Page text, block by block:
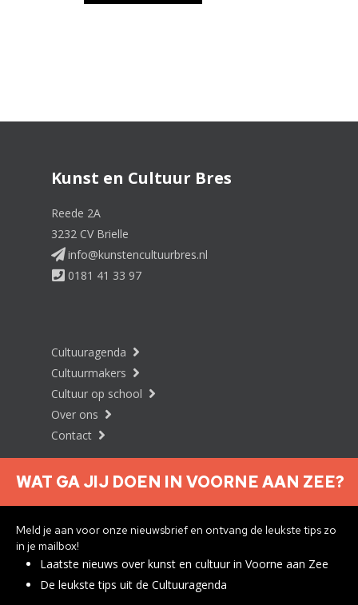
Kunst en Cultuur Bres
Reede 2A
3232 CV Brielle
info@kunstencultuurbres.nl
0181 41 33 97
Cultuuragenda
Cultuurmakers
Cultuur op school
Over ons
Contact
Nieuwsbrief aanmelden
Privacyverklaring
WAT GA JIJ DOEN IN VOORNE AAN ZEE?
Meld je aan voor onze nieuwsbrief en ontvang de leukste tips zo
in je mailbox!
Laatste nieuws over kunst en cultuur in Voorne aan Zee
De leukste tips uit de Cultuuragenda